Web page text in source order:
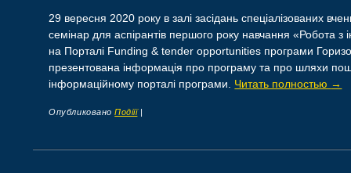
29 вересня 2020 року в залі засідань спеціалізованих
семінар для аспірантів першого року навчання «Робота
на Порталі Funding & tender opportunities програми
презентована інформація про програму та про шляхи
інформаційному порталі програми. Читать полностью →
ОпубликованоПодіїї |